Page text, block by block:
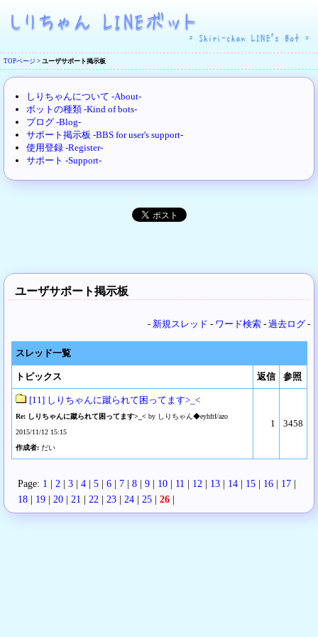
TOPページ > ユーザサポート掲示板
しりちゃんについて -About-
ボットの種類 -Kind of bots-
ブログ -Blog-
サポート掲示板 -BBS for user's support-
使用登録 -Register-
サポート -Support-
ユーザサポート掲示板
- 新規スレッド - ワード検索- 過去ログ-
スレッド一覧
トピックス 返信 参照
[11] しりちゃんに蹴られて困ってます>_<
Re: しりちゃんに蹴られて困ってます>_<by しりちゃん◆eyhfrI/azo
2015/11/12 15:15
作成者:だい
1 3458
Page: 1 | 2 | 3 | 4 | 5 | 6 | 7 | 8 | 9 | 10 | 11 | 12 | 13 | 14 | 15 | 16 | 17 |
18 | 19 | 20 | 21 | 22 | 23 | 24 | 25 | 26 |